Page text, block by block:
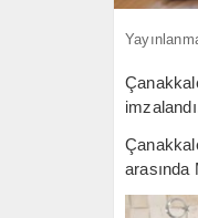
arasında